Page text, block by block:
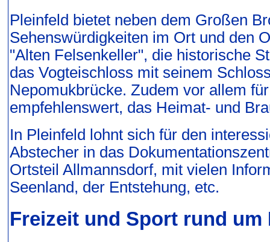
Pleinfeld bietet neben dem Großen
Sehenswürdigkeiten im Ort und den
"Alten Felsenkeller", die historische
das Vogteischloss mit seinem
Nepomukbrücke. Zudem vor allem
empfehlenswert, das Heimat- und
In Pleinfeld lohnt sich für den
Abstecher in das
Ortsteil Allmannsdorf, mit vielen
Seenland, der Entstehung, etc.
Freizeit und Sport rund um